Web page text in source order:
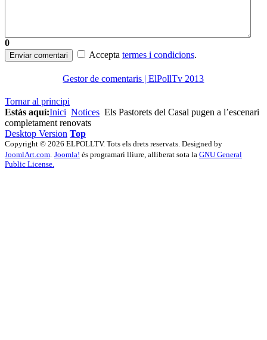
0
Enviar comentari Accepta termes i condicions.
Gestor de comentaris | ElPollTv 2013
Tornar al principi
Estàs aquí:Inici Notices Els Pastorets del Casal pugen a l’escenari
completament renovats
Desktop Version Top
Copyright © 2026 ELPOLLTV. Tots els drets reservats. Designed by
JoomlArt.com. Joomla! és programari lliure, alliberat sota la GNU General
Public License.